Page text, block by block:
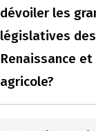
dévoiler les
législatives
Renaissance
agricole?